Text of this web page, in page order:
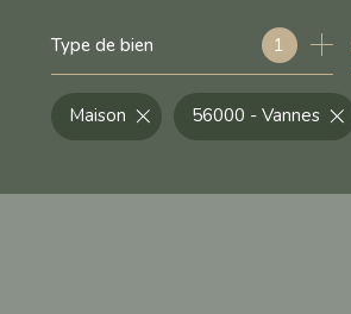
Type de bien 1
Maison 56000 - Vannes